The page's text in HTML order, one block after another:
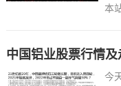
本
中国铝业股票行情
今